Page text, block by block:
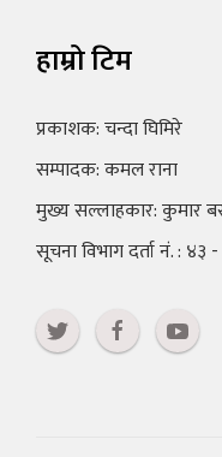
हाम्रो टिम
प्रकाशक: चन्दा घिमिरे
सम्पादक: कमल राना
मुख्य सल्लाहकार: कुमार
सूचना विभाग दर्ता नं. :